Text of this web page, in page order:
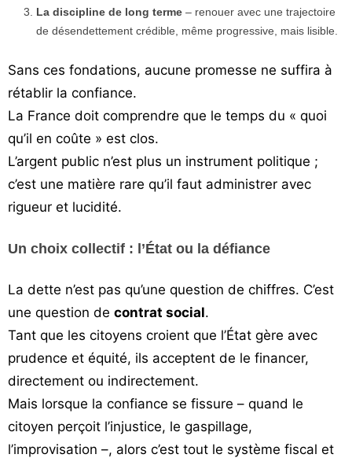
La discipline de long terme – renouer avec une trajectoire
de désendettement crédible, même progressive, mais lisible.
Sans ces fondations, aucune promesse ne suffira à
rétablir la confiance.
La France doit comprendre que le temps du « quoi
qu’il en coûte » est clos.
L’argent public n’est plus un instrument politique ;
c’est une matière rare qu’il faut administrer avec
rigueur et lucidité.
Un choix collectif : l’État ou la défiance
La dette n’est pas qu’une question de chiffres. C’est
une question de contrat social.
Tant que les citoyens croient que l’État gère avec
prudence et équité, ils acceptent de le financer,
directement ou indirectement.
Mais lorsque la confiance se fissure – quand le
citoyen perçoit l’injustice, le gaspillage,
l’improvisation –, alors c’est tout le système fiscal et